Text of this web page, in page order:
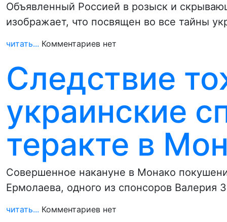
Объявленный Россией в розыск и
изображает, что посвящен во все тайны
читать... Комментариев нет
Следствие
украинские
теракте в
Совершенное накануне в Монако
Ермолаева, одного из спонсоров Валерия
читать... Комментариев нет